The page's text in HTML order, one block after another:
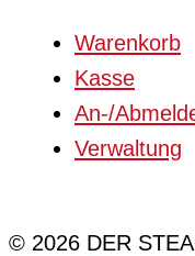
Warenkorb
Kasse
An-/
Verwaltung
© 2026 DER